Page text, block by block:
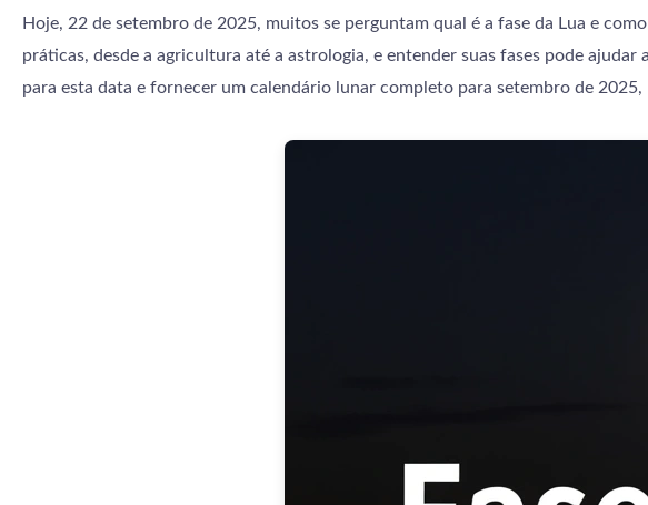
Hoje, 22 de setembro de 2025, muitos se perguntam qual é a fase da Lua e
práticas, desde a agricultura até a astrologia, e entender suas fases pode
para esta data e fornecer um calendário lunar completo para setembro de